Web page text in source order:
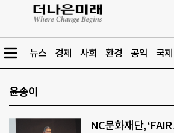
뉴스 경제 사회 환경 공익 국제
윤송이
NC문화재단,